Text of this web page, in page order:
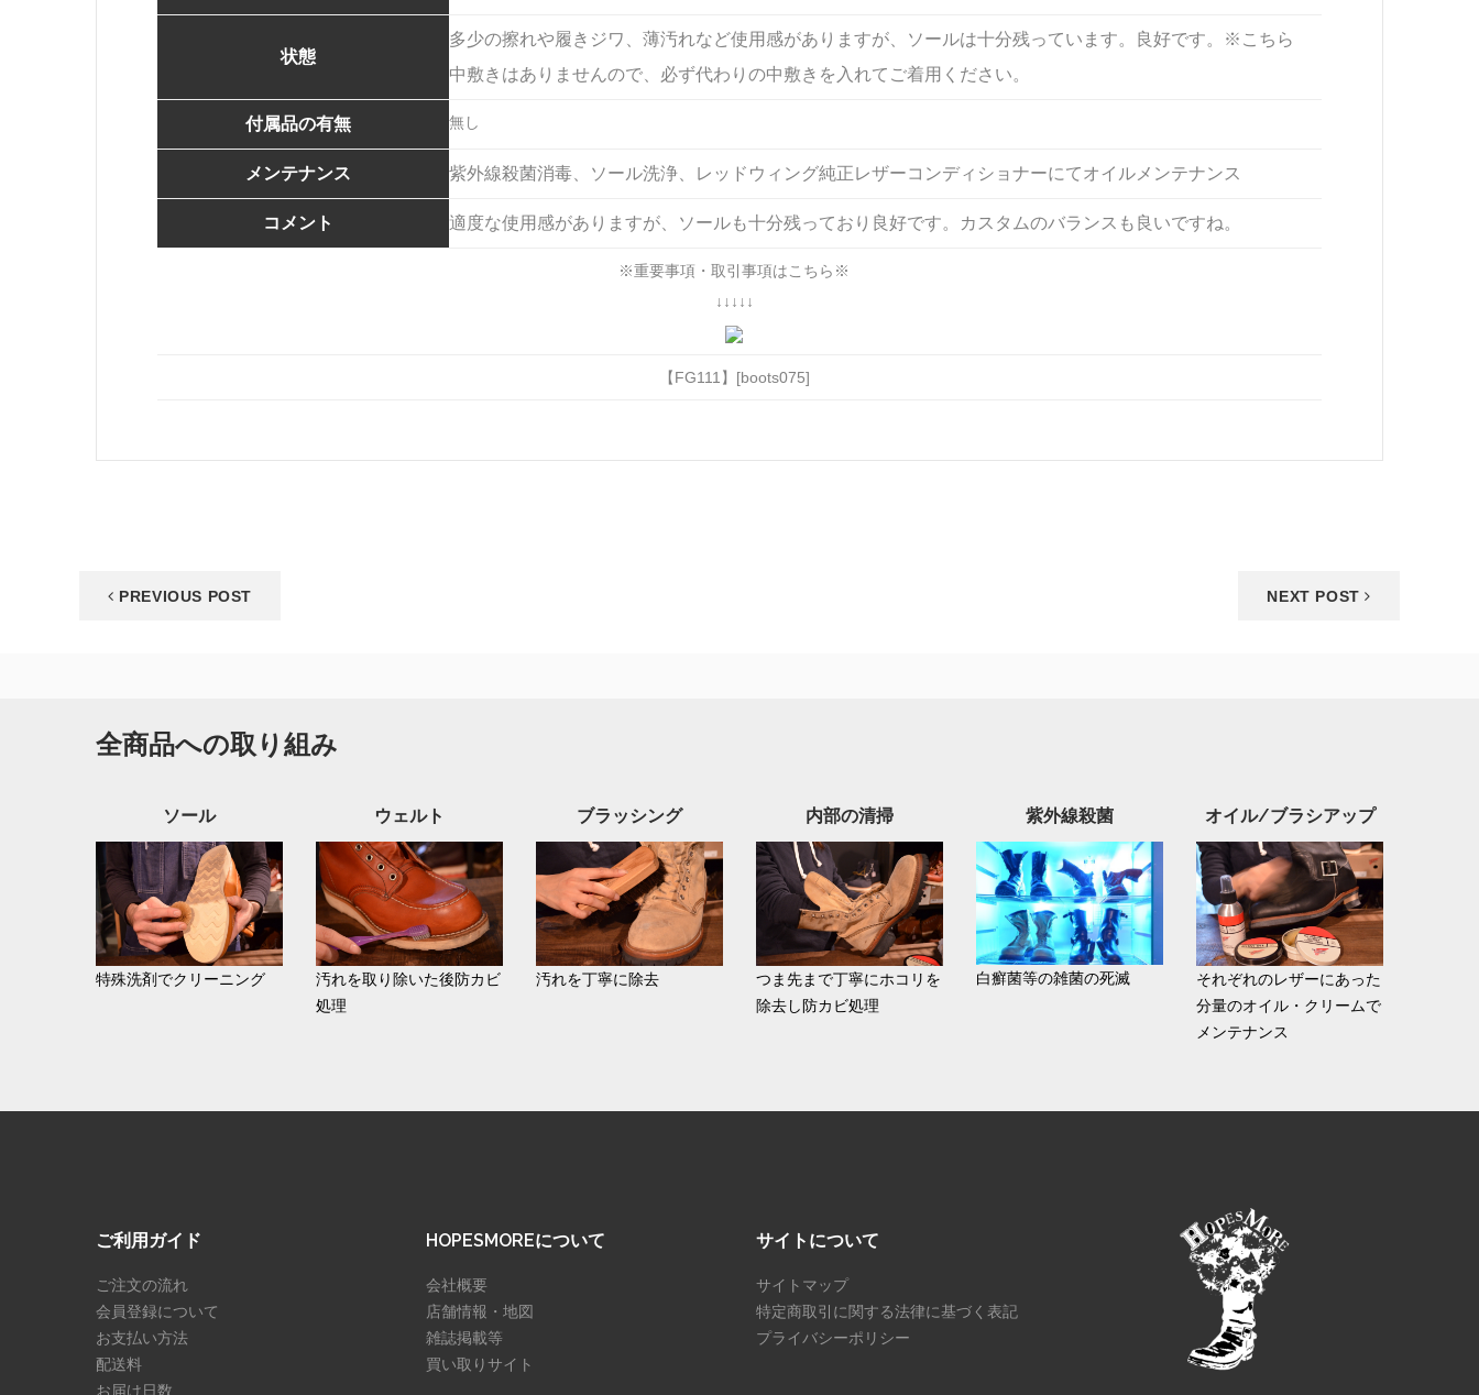
状態
多少の擦れや履きジワ、薄汚れなど使用感がありますが、ソールは十分残っています。良好です。※こちら
中敷きはありませんので、必ず代わりの中敷きを入れてご着用ください。
付属品の有無 無し
メンテナンス 紫外線殺菌消毒、ソール洗浄、レッドウィング純正レザーコンディショナーにてオイルメンテナンス
コメント 適度な使用感がありますが、ソールも十分残っており良好です。カスタムのバランスも良いですね。
※重要事項・取引事項はこちら※
↓↓↓↓↓
【FG111】[boots075]
PREVIOUS POST NEXT POST
全商品への取り組み
ソール
特殊洗剤でクリーニング
ウェルト
汚れを取り除いた後防カビ
処理
ブラッシング
汚れを丁寧に除去
内部の清掃
つま先まで丁寧にホコリを
除去し防カビ処理
紫外線殺菌
白癬菌等の雑菌の死滅
オイル/ブラシアップ
それぞれのレザーにあった
分量のオイル・クリームで
メンテナンス
ご利用ガイド
ご注文の流れ
会員登録について
お支払い方法
配送料
お届け日数
HOPESMOREについて
会社概要
店舗情報・地図
雑誌掲載等
買い取りサイト
サイトについて
サイトマップ
特定商取引に関する法律に基づく表記
プライバシーポリシー